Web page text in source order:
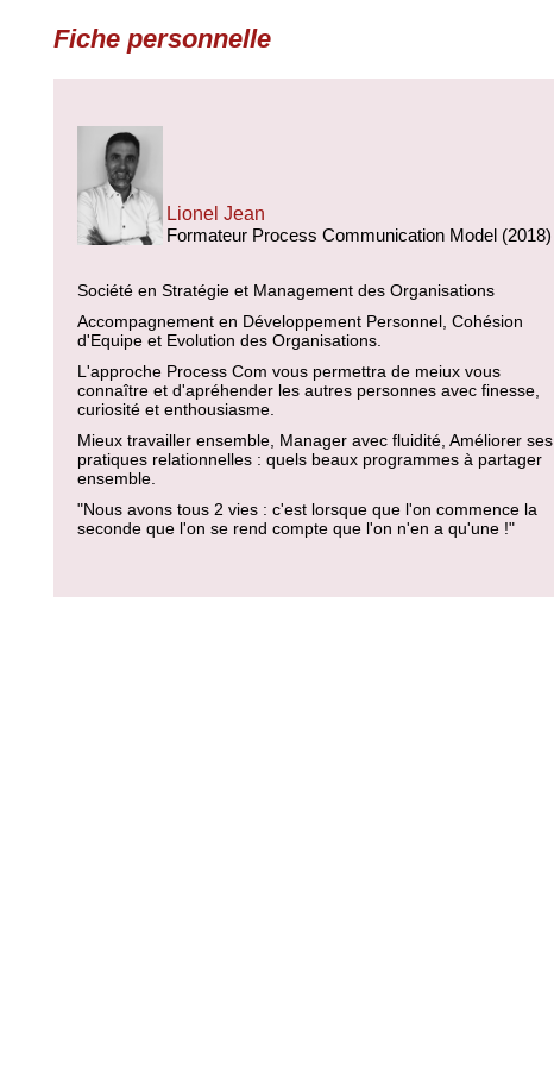
Fiche personnelle
Lionel Jean
Formateur Process Communication Model (2018)
Société en Stratégie et Management des Organisations
Accompagnement en Développement Personnel, Cohésion
d'Equipe et Evolution des Organisations.
L'approche Process Com vous permettra de meiux vous
connaître et d'apréhender les autres personnes avec finesse,
curiosité et enthousiasme.
Mieux travailler ensemble, Manager avec fluidité, Améliorer ses
pratiques relationnelles : quels beaux programmes à partager
ensemble.
"Nous avons tous 2 vies : c'est lorsque que l'on commence la
seconde que l'on se rend compte que l'on n'en a qu'une !"